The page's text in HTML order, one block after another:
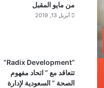
من مايو المقبل
أبريل 13, 2019
“Radix Development”
تتعاقد مع ” اتحاد مفهوم
الصحة ” السعودية لإدارة